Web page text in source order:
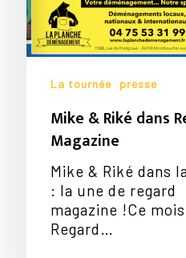
La tournée presse
Mike & Riké dans
Magazine
Mike & Riké dans
: la une de regard
magazine !Ce
Regard…